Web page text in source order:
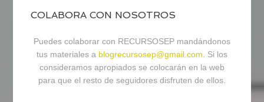
COLABORA CON NOSOTROS
Puedes colaborar con RECURSOSEP mandándonos
tus materiales a blogrecursosep@gmail.com . Si los
consideramos apropiados se colocarán en la web
para que el resto de seguidores disfruten de ellos.